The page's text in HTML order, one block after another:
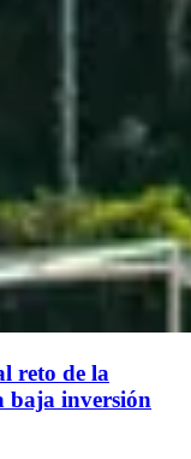
reto de la
baja inversión